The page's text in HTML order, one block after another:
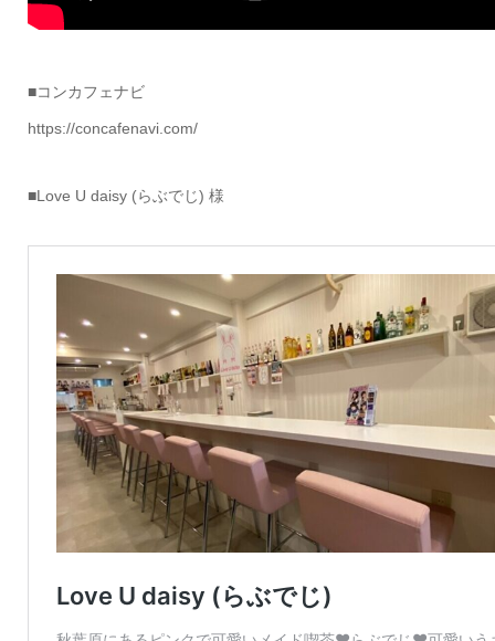
■コンカフェナビ
https://concafenavi.com/
■Love U daisy (らぶでじ) 様